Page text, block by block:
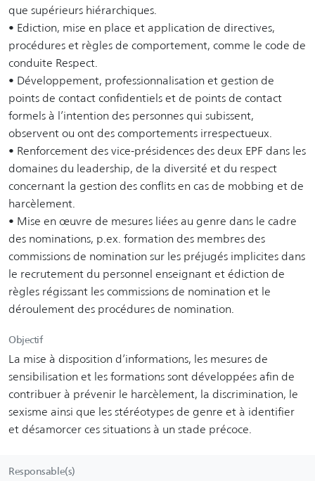
que supérieurs hiérarchiques.
• Ediction, mise en place et application de directives,
procédures et règles de comportement, comme le code de
conduite Respect.
• Développement, professionnalisation et gestion de
points de contact confidentiels et de points de contact
formels à l’intention des personnes qui subissent,
observent ou ont des comportements irrespectueux.
• Renforcement des vice-présidences des deux EPF dans les
domaines du leadership, de la diversité et du respect
concernant la gestion des conflits en cas de mobbing et de
harcèlement.
• Mise en œuvre de mesures liées au genre dans le cadre
des nominations, p.ex. formation des membres des
commissions de nomination sur les préjugés implicites dans
le recrutement du personnel enseignant et édiction de
règles régissant les commissions de nomination et le
déroulement des procédures de nomination.
Objectif
La mise à disposition d’informations, les mesures de
sensibilisation et les formations sont développées afin de
contribuer à prévenir le harcèlement, la discrimination, le
sexisme ainsi que les stéréotypes de genre et à identifier
et désamorcer ces situations à un stade précoce.
Responsable(s)